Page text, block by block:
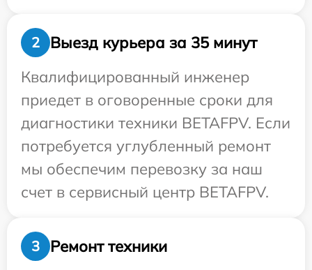
2
Выезд курьера за 35 минут
Квалифицированный инженер
приедет в оговоренные сроки для
диагностики техники BETAFPV. Если
потребуется углубленный ремонт
мы обеспечим перевозку за наш
счет в сервисный центр BETAFPV.
3
Ремонт техники